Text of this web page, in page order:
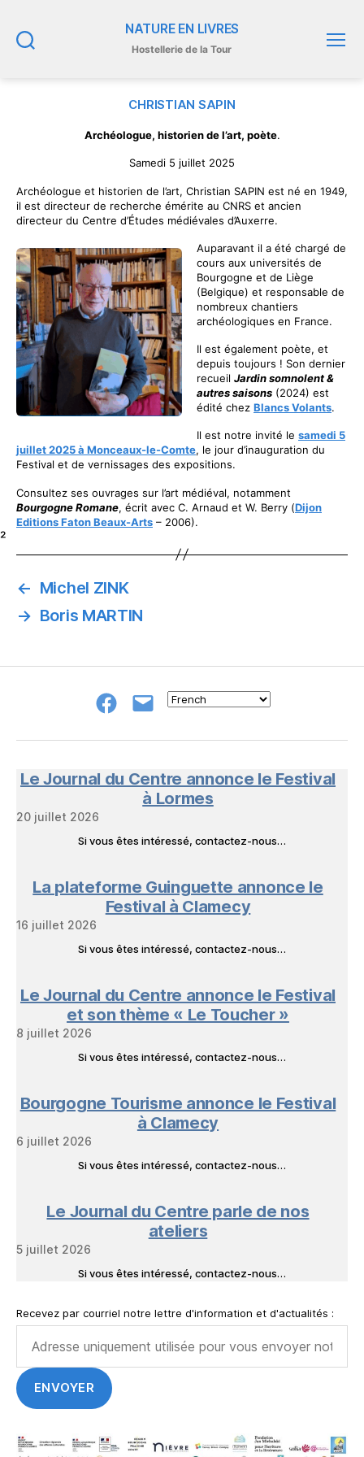
NATURE EN LIVRES
Hostellerie de la Tour
CHRISTIAN SAPIN
Archéologue, historien de l’art, poète.
Samedi 5 juillet 2025
Archéologue et historien de l’art, Christian SAPIN est né en 1949,
il est directeur de recherche émérite au CNRS et ancien
directeur du Centre d’Études médiévales d’Auxerre.
Auparavant il a été chargé de
cours aux universités de
Bourgogne et de Liège
(Belgique) et responsable de
nombreux chantiers
archéologiques en France.
Il est également poète, et
depuis toujours ! Son dernier
recueil Jardin somnolent &
autres saisons (2024) est
édité chez Blancs Volants.
Il est notre invité le samedi 5
juillet2025 à Monceaux-le-Comte, le jour d’inauguration du
Festival et de vernissages des expositions.
Consultez ses ouvrages sur l’art médiéval, notamment
Bourgogne Romane, écrit avec C. Arnaud et W. Berry (Dijon
Editions Faton Beaux-Arts – 2006).
²
← Michel ZINK
→ Boris MARTIN
Groupe
NeL
E-
à
Livres
Le Journal du Centre annonce le Festival
à Lormes
20 juillet 2026
Si vous êtes intéressé, contactez-nous…
La plateforme Guinguette annonce le
Festival à Clamecy
16 juillet 2026
Si vous êtes intéressé, contactez-nous…
Le Journal du Centre annonce le Festival
et son thème « Le Toucher »
8 juillet 2026
Si vous êtes intéressé, contactez-nous…
Bourgogne Tourisme annonce le Festival
à Clamecy
6 juillet 2026
Si vous êtes intéressé, contactez-nous…
Le Journal du Centre parle de nos
ateliers
5 juillet 2026
Si vous êtes intéressé, contactez-nous…
Recevez par courriel notre lettre d'information et d'actualités :